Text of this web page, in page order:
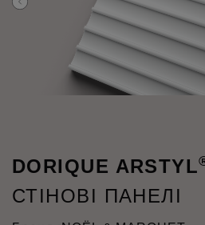
DORIQUE ARSTYL
СТІНОВІ ПАНЕЛІ